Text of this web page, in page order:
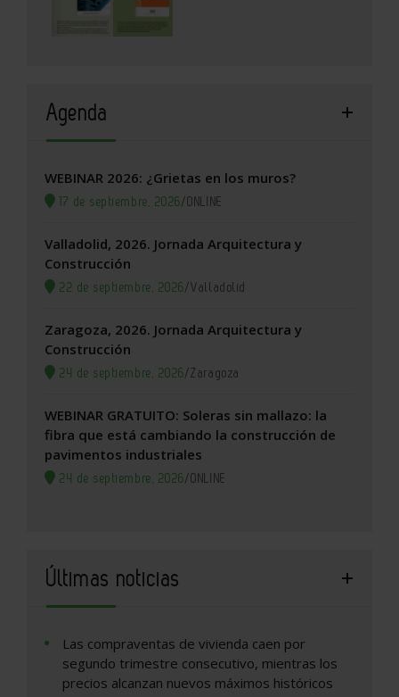
Agenda
WEBINAR 2026: ¿Grietas en los muros?
17 de septiembre, 2026/ONLINE
Valladolid, 2026. Jornada Arquitectura y
Construcción
22 de septiembre, 2026/Valladolid
Zaragoza, 2026. Jornada Arquitectura y
Construcción
24 de septiembre, 2026/Zaragoza
WEBINAR GRATUITO: Soleras sin mallazo: la
fibra que está cambiando la construcción de
pavimentos industriales
24 de septiembre, 2026/ONLINE
Últimas noticias
Las compraventas de vivienda caen por
segundo trimestre consecutivo, mientras los
precios alcanzan nuevos máximos históricos